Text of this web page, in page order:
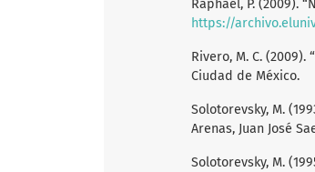
Raphael, P. (2009).
https://
Rivero, M. C.
Ciudad de México.
Solotorevsky, M.
Arenas, Juan José
Solotorevsky, M.